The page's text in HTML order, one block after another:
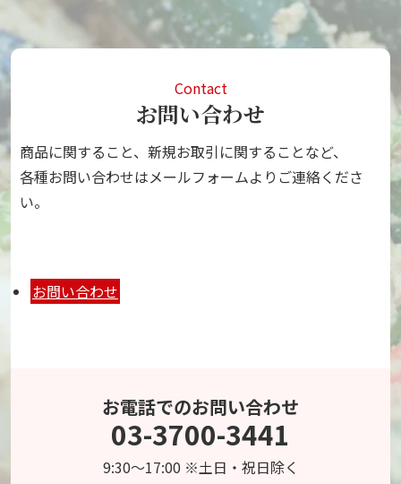
Contact
お問い合わせ
商品に関すること、新規お取引に関することなど、
各種お問い合わせはメールフォームよりご連絡くださ
い。
お問い合わせ
お電話でのお問い合わせ
03-3700-3441
9:30～17:00 ※土日・祝日除く